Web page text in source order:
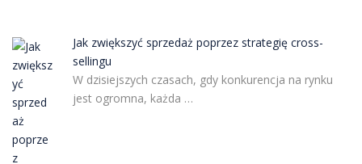
Jak zwiększyć sprzedaż poprzez strategię cross-
sellingu
W dzisiejszych czasach, gdy konkurencja na rynku
jest ogromna, każda …